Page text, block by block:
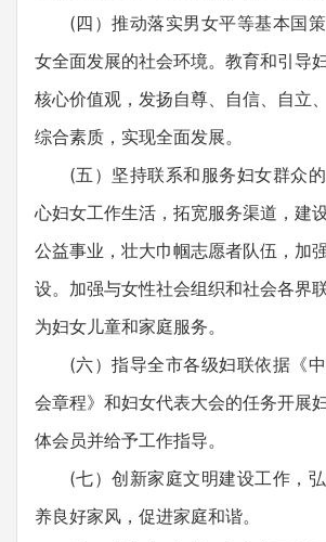
(四）推动落实男女平等基本国
女全面发展的社会环境。教育和引导
核心价值观，发扬自尊、自信、自立
综合素质，实现全面发展。
(五）坚持联系和服务妇女群众
心妇女工作生活，拓宽服务渠道，建
公益事业，壮大巾帼志愿者队伍，加
设。加强与女性社会组织和社会各界
为妇女儿童和家庭服务。
(六）指导全市各级妇联依据《
会章程》和妇女代表大会的任务开展
体会员并给予工作指导。
(七）创新家庭文明建设工作，
养良好家风，促进家庭和谐。